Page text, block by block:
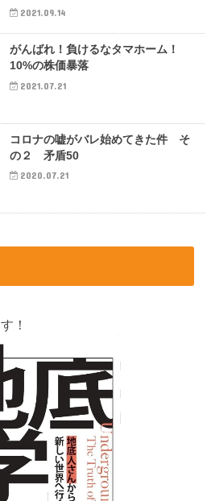
2021.09.14
がんばれ！負けるなタマホーム！
10%の株価暴落
2021.07.21
コロナの嘘がバレ始めてきた件 そ
の２ 矛盾50
2020.07.21
！